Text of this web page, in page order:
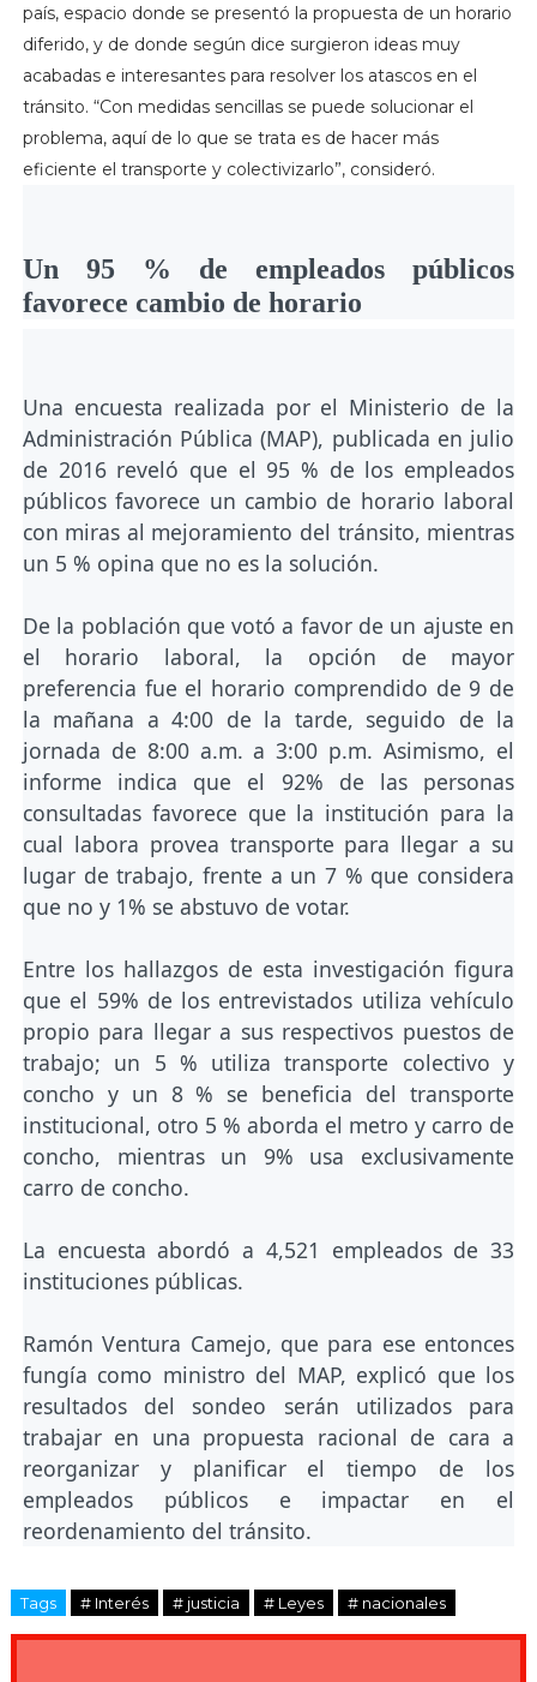
país, espacio donde se presentó la propuesta de un horario
diferido, y de donde según dice surgieron ideas muy
acabadas e interesantes para resolver los atascos en el
tránsito. “Con medidas sencillas se puede solucionar el
problema, aquí de lo que se trata es de hacer más
eficiente el transporte y colectivizarlo”, consideró.
Un 95 % de empleados públicos
favorece cambio de horario
Una encuesta realizada por el Ministerio de la
Administración Pública (MAP), publicada en julio
de 2016 reveló que el 95 % de los empleados
públicos favorece un cambio de horario laboral
con miras al mejoramiento del tránsito, mientras
un 5 % opina que no es la solución.
De la población que votó a favor de un ajuste en
el horario laboral, la opción de mayor
preferencia fue el horario comprendido de 9 de
la mañana a 4:00 de la tarde, seguido de la
jornada de 8:00 a.m. a 3:00 p.m. Asimismo, el
informe indica que el 92% de las personas
consultadas favorece que la institución para la
cual labora provea transporte para llegar a su
lugar de trabajo, frente a un 7 % que considera
que no y 1% se abstuvo de votar.
Entre los hallazgos de esta investigación figura
que el 59% de los entrevistados utiliza vehículo
propio para llegar a sus respectivos puestos de
trabajo; un 5 % utiliza transporte colectivo y
concho y un 8 % se beneficia del transporte
institucional, otro 5 % aborda el metro y carro de
concho, mientras un 9% usa exclusivamente
carro de concho.
La encuesta abordó a 4,521 empleados de 33
instituciones públicas.
Ramón Ventura Camejo, que para ese entonces
fungía como ministro del MAP, explicó que los
resultados del sondeo serán utilizados para
trabajar en una propuesta racional de cara a
reorganizar y planificar el tiempo de los
empleados públicos e impactar en el
reordenamiento del tránsito.
Tags # Interés # justicia # Leyes # nacionales